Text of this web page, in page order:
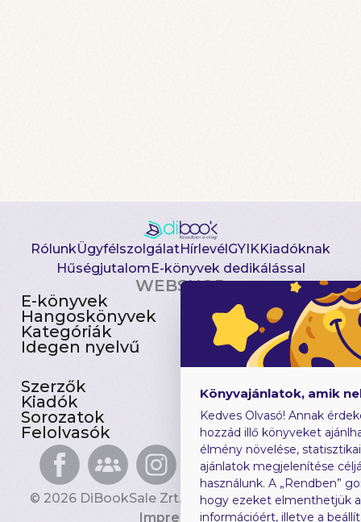
RólunkÜgyfélszolgálatHírlevélGYIKKiadóknak
HűségjutalomE-könyvek dedikálással
WEBSHOP
E-könyvek
Hangoskönyvek
Kategóriák
Idegen nyelvű
Csomagajánlatok
Akciósak
Előjegyezhetők
Újdonságok
Szerzők
Kiadók
Sorozatok
Felolvasók
Gyerekkönyvek
Heti toplista
Ajándékutalvány
Blog
© 2026 DiBookSale Zrt. Minden jog fenntartva.
Impresszum
Könyvajánlatok, amik
Kedves Olvasó! Annak
hozzád illő könyveket
élmény növelése,
ajánlatok megjelenítése
használunk. A „Rendben”
hogy ezeket elmenthetjük
információért, illetve a